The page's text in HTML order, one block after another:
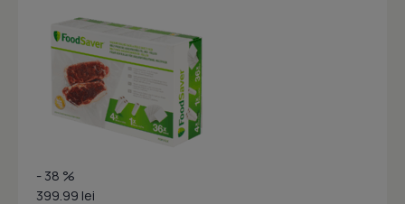
- 38 %
399.99 lei